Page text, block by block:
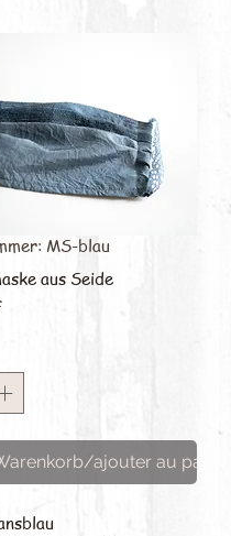
MS-blau
aus Seide
Preis
ajouter au panier